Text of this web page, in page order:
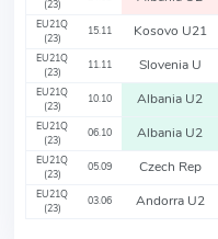
(23)
EU21Q
(23)
15.11 Kosovo U21
EU21Q
(23)
11.11 Slovenia U
EU21Q
(23)
10.10 Albania U2
EU21Q
(23)
06.10 Albania U2
EU21Q
(23)
05.09 Czech Rep
EU21Q
(23)
03.06 Andorra U2